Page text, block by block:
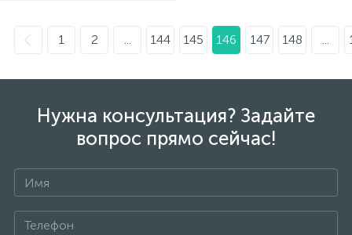
1 2 ... 144 145 146 147 148 ...
Нужна консультация? Задайте
вопрос прямо сейчас!